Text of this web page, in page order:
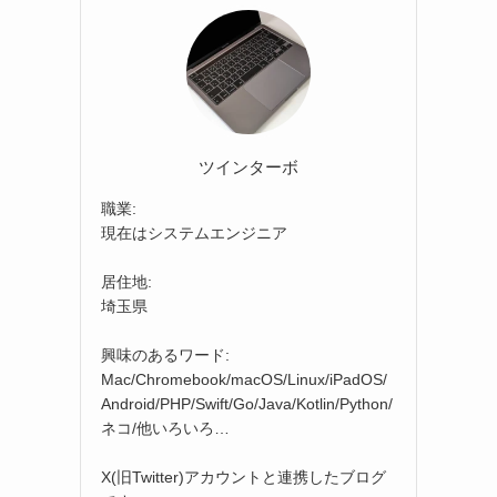
ツインターボ
職業:
現在はシステムエンジニア
居住地:
埼玉県
興味のあるワード:
Mac/Chromebook/macOS/Linux/iPadOS/
Android/PHP/Swift/Go/Java/Kotlin/Python/
ネコ/他いろいろ…
X(旧Twitter)アカウントと連携したブログ